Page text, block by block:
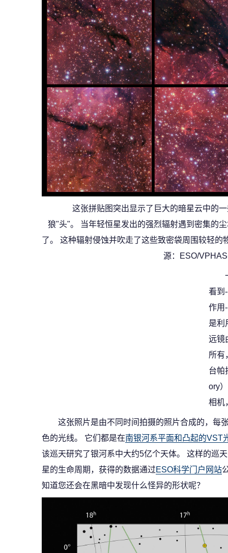
这张拼贴图突出显示了巨大的暗星云中的
狼"头"。 当年轻恒星发出的强烈辐射遇到密集的
了。 这种辐射侵蚀并吹走了这些致密袋周围较轻
源：ESO/
看到
作用
是利
远镜
所有
台帕
ory
相机
这张照片是由不同时间拍摄的照片合成的，每
色的光线。 它们都是在南银河系平面和凸起的VST
该巡天研究了银河系中大约5亿个天体。 这样的巡
星的生命周期，获得的数据通过ESO科学门户网站
知道您还会在黑暗中发现什么怪异的形状呢？